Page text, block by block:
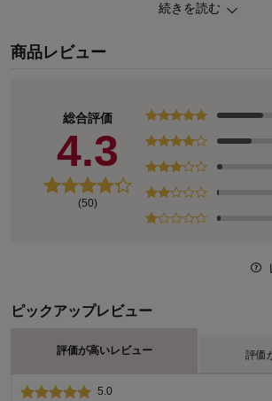
・やさしい色味のカラーを採用
ー機能ー
続きを読む
商品レビュー
総合評価
4.3
(50)
ピックアップレビュー
評価が高いレビュー 評価
5.0
1.0